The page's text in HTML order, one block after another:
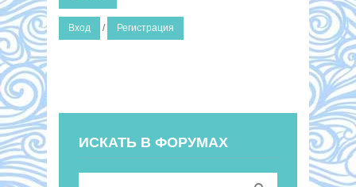
Вход / Регистрация
ИСКАТЬ В ФОРУМАХ